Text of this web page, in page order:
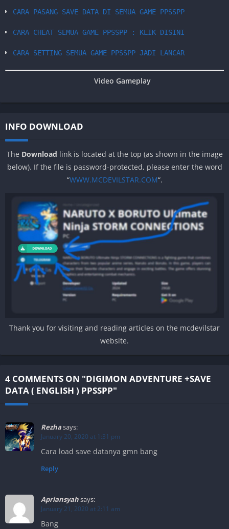
CARA PASANG SAVE DATA DI SEMUA GAME PPSSPP
CARA CHEAT SEMUA GAME PPSSPP : KLIK DISINI
CARA SETTING SEMUA GAME PPSSPP JADI LANCAR
Video Gameplay
INFO DOWNLOAD
The Download link is located at the top (as shown in the image
below). If the file is password-protected, please enter the word
“WWW.MCDEVILSTAR.COM“.
Thank you for visiting and reading articles on the mcdevilstar
website.
4 COMMENTS ON "DIGIMON ADVENTURE +SAVE
DATA ( ENGLISH ) PPSSPP"
Rezhasays:
January 20, 2020 at 1:31 pm
Cara load save datanya gmn bang
Reply
Apriansyahsays:
January 21, 2020 at 2:11 am
Bang